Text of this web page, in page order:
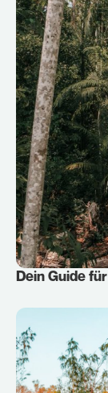
Dein Guide